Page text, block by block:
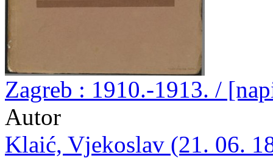
Zagreb : 1910.-1913. /
Autor
Klaić, Vjekoslav (21. 06.